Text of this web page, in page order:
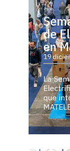
de
en
19
La
que